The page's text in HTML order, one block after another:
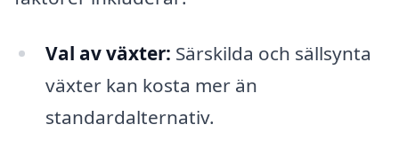
Val av växter: Särskilda och sällsynta
växter kan kosta mer än
standardalternativ.